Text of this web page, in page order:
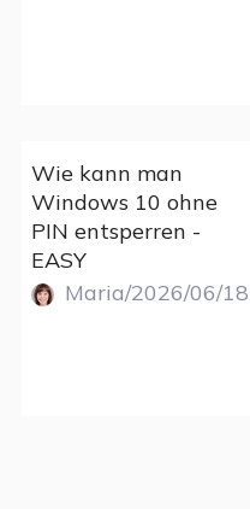
Wie kann man
Windows 10 ohne
PIN entsperren -
EASY
Maria/2026/06/18